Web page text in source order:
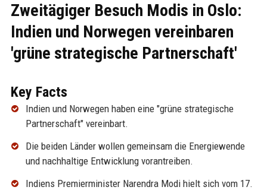
Zweitägiger Besuch Modis in Oslo:
Indien und Norwegen vereinbaren
'grüne strategische Partnerschaft'
Key Facts
Indien und Norwegen haben eine "grüne strategische
Partnerschaft" vereinbart.
Die beiden Länder wollen gemeinsam die Energiewende
und nachhaltige Entwicklung vorantreiben.
Indiens Premierminister Narendra Modi hielt sich vom 17.